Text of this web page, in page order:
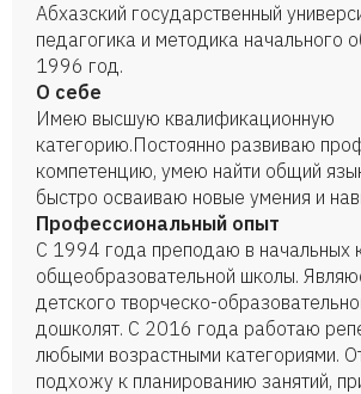
Абхазский государственный
педагогика и методика начального
1996 год.
О себе
Имею высшую квалификационную
категорию.Постоянно развиваю
компетенцию, умею найти общий
быстро осваиваю новые умения и
Профессиональный опыт
С 1994 года преподаю в начальных
общеобразовательной школы.
детского творческо-
дошколят. С 2016 года работаю
любыми возрастными категориями.
подхожу к планированию занятий,